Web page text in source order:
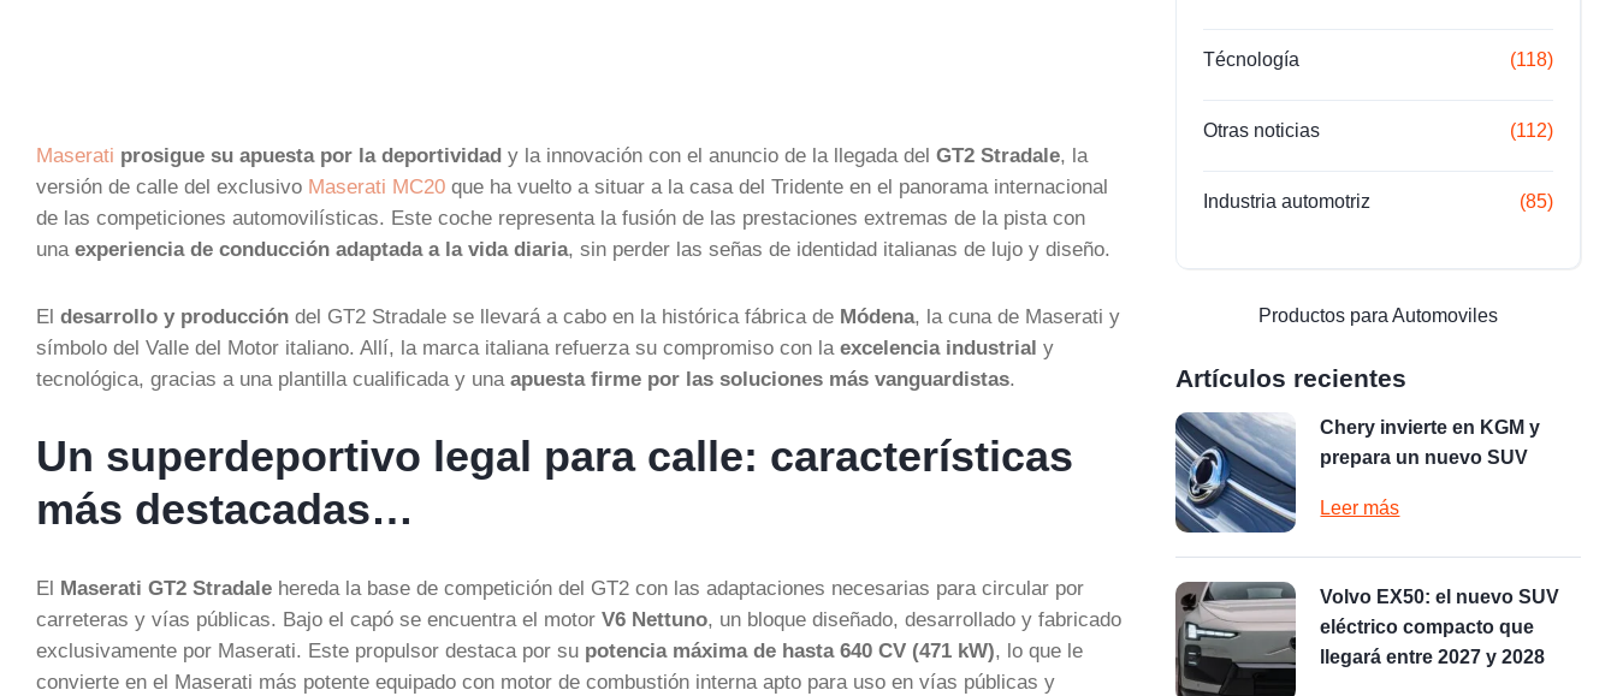
Maserati prosigue su apuesta por la deportividad y la innovación con el anuncio de la llegada del GT2 Stradale, la
versión de calle del exclusivo Maserati MC20 que ha vuelto a situar a la casa del Tridente en el panorama internacional
de las competiciones automovilísticas. Este coche representa la fusión de las prestaciones extremas de la pista con
una experiencia de conducción adaptada a la vida diaria, sin perder las señas de identidad italianas de lujo y diseño.
El desarrollo y producción del GT2 Stradale se llevará a cabo en la histórica fábrica de Módena, la cuna de Maserati y
símbolo del Valle del Motor italiano. Allí, la marca italiana refuerza su compromiso con la excelencia industrial y
tecnológica, gracias a una plantilla cualificada y una apuesta firme por las soluciones más vanguardistas.
Un superdeportivo legal para calle: características
más destacadas…
El Maserati GT2 Stradale hereda la base de competición del GT2 con las adaptaciones necesarias para circular por
carreteras y vías públicas. Bajo el capó se encuentra el motor V6 Nettuno, un bloque diseñado, desarrollado y fabricado
exclusivamente por Maserati. Este propulsor destaca por su potencia máxima de hasta 640 CV (471 kW), lo que le
convierte en el Maserati más potente equipado con motor de combustión interna apto para uso en vías públicas y
Técnología (118)
Otras noticias (112)
Industria automotriz (85)
Productos para Automoviles
Artículos recientes
Chery invierte en KGM y
prepara un nuevo SUV
Leer más
Volvo EX50: el nuevo SUV
eléctrico compacto que
llegará entre 2027 y 2028